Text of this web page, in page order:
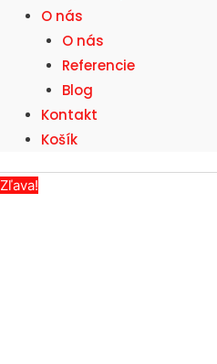
O nás
O nás
Referencie
Blog
Kontakt
Košík
Zľava!